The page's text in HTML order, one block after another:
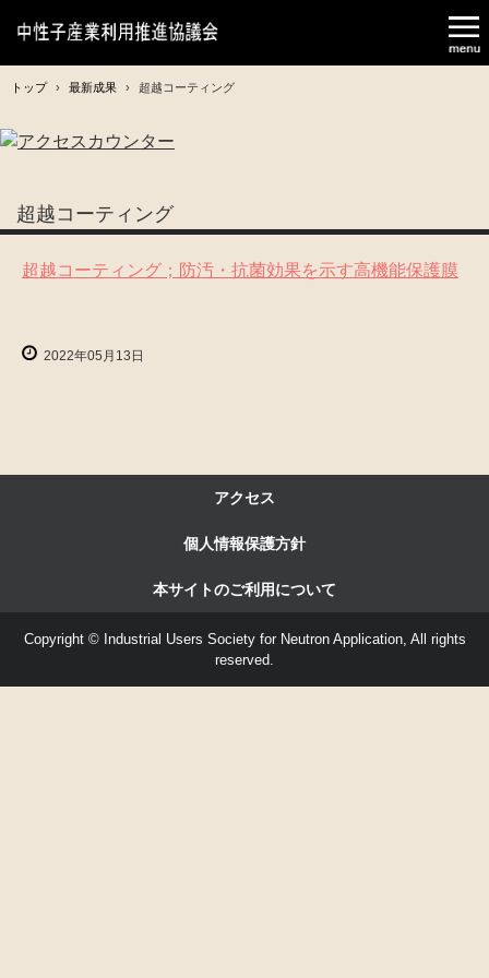
トップ › 最新成果 › 超越コーティング
超越コーティング
超越コーティング；防汚・抗菌効果を示す高機能保護膜
2022年05月13日
アクセス
個人情報保護方針
本サイトのご利用について
Copyright © Industrial Users Society for Neutron Application, All rights
reserved.